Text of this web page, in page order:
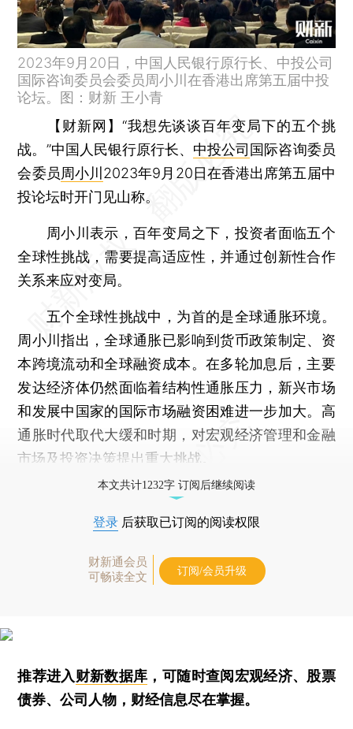
2023年9月20日，中国人民银行原行长、中投公司
国际咨询委员会委员周小川在香港出席第五届中投
论坛。图：财新 王小青
【财新网】 “我想先谈谈百年变局下的五个挑
战。”中国人民银行原行长、 中投公司国际咨询委员
会委员周小川2023年9月20日在香港出席第五届中
投论坛时开门见山称。
周小川表示，百年变局之下，投资者面临五个
全球性挑战，需要提高适应性，并通过创新性合作
关系来应对变局。
五个全球性挑战中，为首的是全球通胀环境。
周小川指出，全球通胀已影响到货币政策制定、资
本跨境流动和全球融资成本。在多轮加息后，主要
发达经济体仍然面临着结构性通胀压力，新兴市场
和发展中国家的国际市场融资困难进一步加大。高
通胀时代取代大缓和时期，对宏观经济管理和金融
市场及投资决策提出重大挑战。
本文共计1232字 订阅后继续阅读
登录 后获取已订阅的阅读权限
财新通会员
可畅读全文
订阅/会员升级
推荐进入财新数据库 ，可随时查阅宏观经济、股票
债券、公司人物，财经信息尽在掌握。